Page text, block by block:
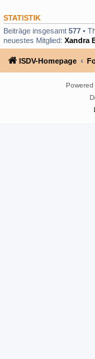
STATISTIK
Beiträge insgesamt 577 •
neuestes Mitglied: Xandra
ISDV-Homepage
Powered